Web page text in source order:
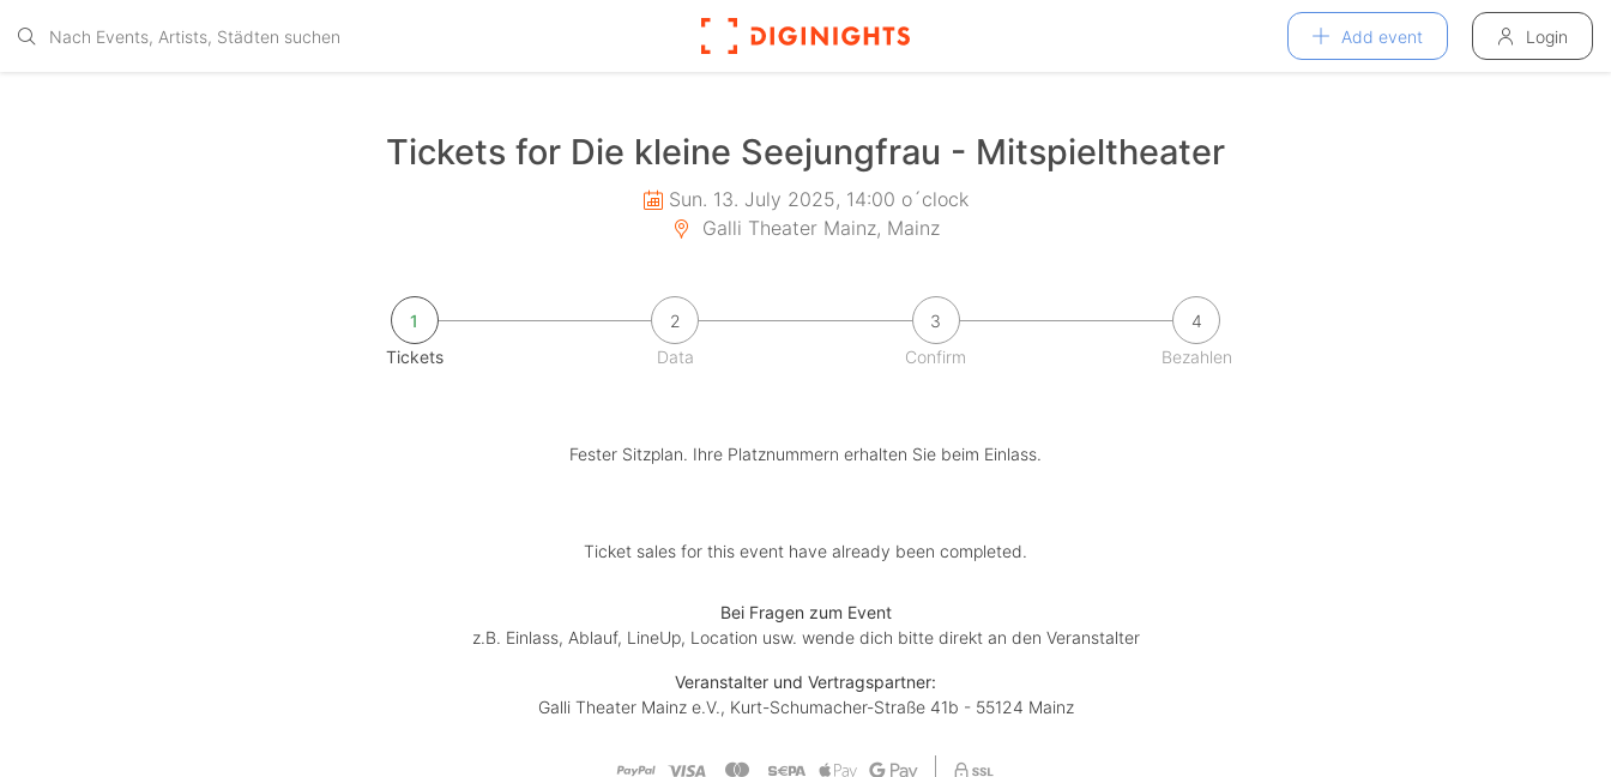
Add event Login
Tickets for Die kleine Seejungfrau - Mitspieltheater
Sun. 13. July 2025, 14:00 o´clock
Galli Theater Mainz, Mainz
1
Tickets
2
Data
3
Confirm
4
Bezahlen
Fester Sitzplan. Ihre Platznummern erhalten Sie beim Einlass.
Ticket sales for this event have already been completed.
Bei Fragen zum Event
z.B. Einlass, Ablauf, LineUp, Location usw. wende dich bitte direkt an den Veranstalter
Veranstalter und Vertragspartner:
Galli Theater Mainz e.V., Kurt-Schumacher-Straße 41b - 55124 Mainz